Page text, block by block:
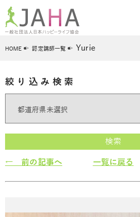
HOME 認定講師一覧 Yurie
絞り込み検索
検索
← 前の記事へ 一覧に戻る